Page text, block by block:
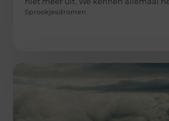
Sprookjesdromen